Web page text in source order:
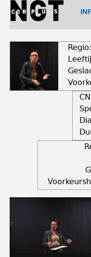
Jump
navigation